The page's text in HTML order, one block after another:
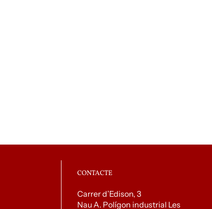
CONTACTE
Carrer d’Edison, 3
Nau A. Polígon industrial Les